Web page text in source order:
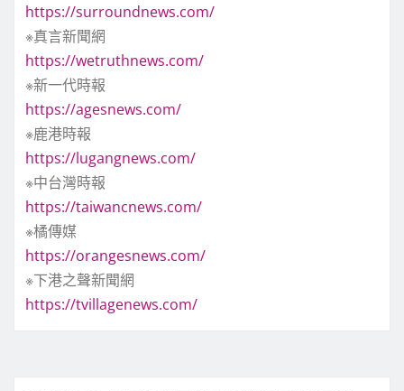
https://surroundnews.com/
※真言新聞網
https://wetruthnews.com/
※新一代時報
https://agesnews.com/
※鹿港時報
https://lugangnews.com/
※中台灣時報
https://taiwancnews.com/
※橘傳媒
https://orangesnews.com/
※下港之聲新聞網
https://tvillagenews.com/